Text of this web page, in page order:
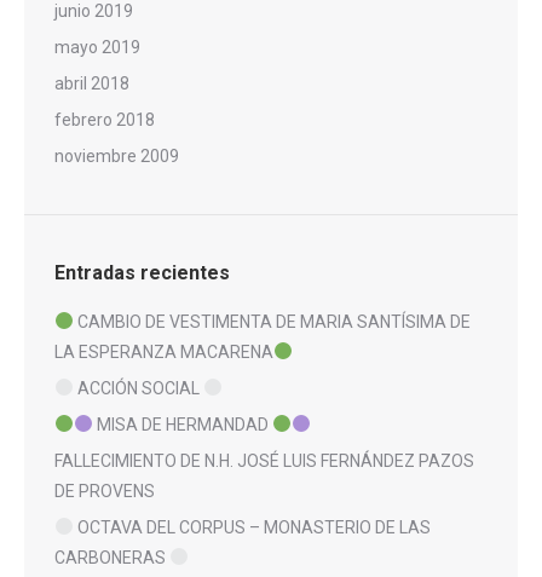
junio 2019
mayo 2019
abril 2018
febrero 2018
noviembre 2009
Entradas recientes
CAMBIO DE VESTIMENTA DE MARIA SANTÍSIMA DE
LA ESPERANZA MACARENA
ACCIÓN SOCIAL
MISA DE HERMANDAD
FALLECIMIENTO DE N.H. JOSÉ LUIS FERNÁNDEZ PAZOS
DE PROVENS
OCTAVA DEL CORPUS – MONASTERIO DE LAS
CARBONERAS